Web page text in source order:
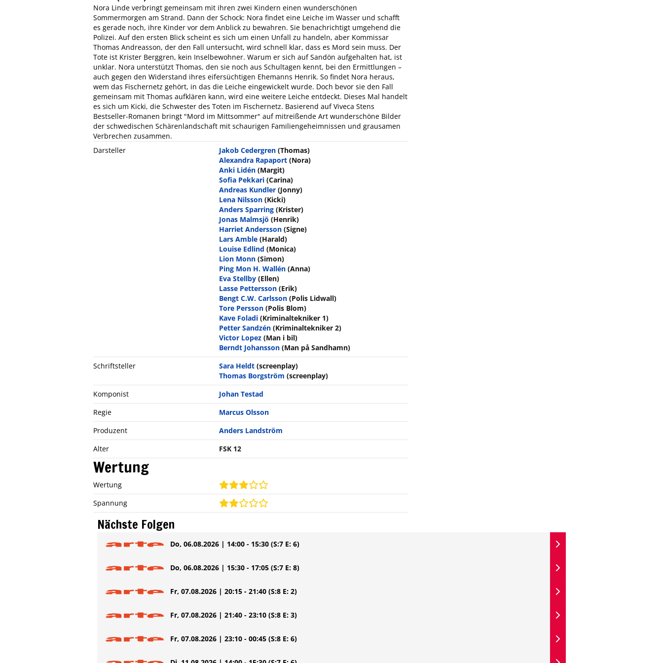
Nora Linde verbringt gemeinsam mit ihren zwei Kindern einen wunderschönen
Sommermorgen am Strand. Dann der Schock: Nora findet eine Leiche im Wasser und schafft
es gerade noch, ihre Kinder vor dem Anblick zu bewahren. Sie benachrichtigt umgehend die
Polizei. Auf den ersten Blick scheint es sich um einen Unfall zu handeln, aber Kommissar
Thomas Andreasson, der den Fall untersucht, wird schnell klar, dass es Mord sein muss. Der
Tote ist Krister Berggren, kein Inselbewohner. Warum er sich auf Sandön aufgehalten hat, ist
unklar. Nora unterstützt Thomas, den sie noch aus Schultagen kennt, bei den Ermittlungen –
auch gegen den Widerstand ihres eifersüchtigen Ehemanns Henrik. So findet Nora heraus,
wem das Fischernetz gehört, in das die Leiche eingewickelt wurde. Doch bevor sie den Fall
gemeinsam mit Thomas aufklären kann, wird eine weitere Leiche entdeckt. Dieses Mal handelt
es sich um Kicki, die Schwester des Toten im Fischernetz. Basierend auf Viveca Stens
Bestseller-Romanen bringt "Mord im Mittsommer" auf mitreißende Art wunderschöne Bilder
der schwedischen Schärenlandschaft mit schaurigen Familiengeheimnissen und grausamen
Verbrechen zusammen.
Darsteller
Jakob Cedergren (Thomas)
Alexandra Rapaport (Nora)
Anki Lidén (Margit)
Sofia Pekkari (Carina)
Andreas Kundler (Jonny)
Lena Nilsson (Kicki)
Anders Sparring (Krister)
Jonas Malmsjö (Henrik)
Harriet Andersson (Signe)
Lars Amble (Harald)
Louise Edlind (Monica)
Lion Monn (Simon)
Ping Mon H. Wallén (Anna)
Eva Stellby (Ellen)
Lasse Pettersson (Erik)
Bengt C.W. Carlsson (Polis Lidwall)
Tore Persson (Polis Blom)
Kave Foladi (Kriminaltekniker 1)
Petter Sandzén (Kriminaltekniker 2)
Victor Lopez (Man i bil)
Berndt Johansson (Man på Sandhamn)
Schriftsteller
Sara Heldt (screenplay)
Thomas Borgström (screenplay)
Komponist
Johan Testad
Regie
Marcus Olsson
Produzent
Anders Landström
Alter
FSK 12
Wertung
Wertung
Spannung
Nächste Folgen
Do, 06.08.2026 | 14:00 - 15:30 (S:7 E: 6)
Do, 06.08.2026 | 15:30 - 17:05 (S:7 E: 8)
Fr, 07.08.2026 | 20:15 - 21:40 (S:8 E: 2)
Fr, 07.08.2026 | 21:40 - 23:10 (S:8 E: 3)
Fr, 07.08.2026 | 23:10 - 00:45 (S:8 E: 6)